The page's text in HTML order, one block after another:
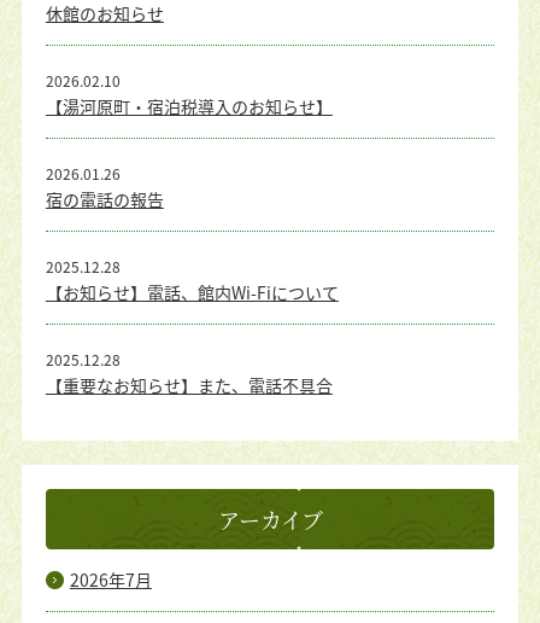
休館のお知らせ
【湯河原町・宿泊税導入のお知らせ】
2026.02.10
宿の電話の報告
2026.01.26
【お知らせ】電話、館内Wi-Fiについて
2025.12.28
【重要なお知らせ】また、電話不具合
2025.12.28
アーカイブ
2026年7月